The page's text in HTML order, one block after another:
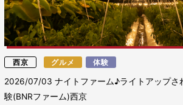
西京 グルメ 体験
2026/07/03ナイトファーム♪ライトアップさ
験(BNRファーム)西京